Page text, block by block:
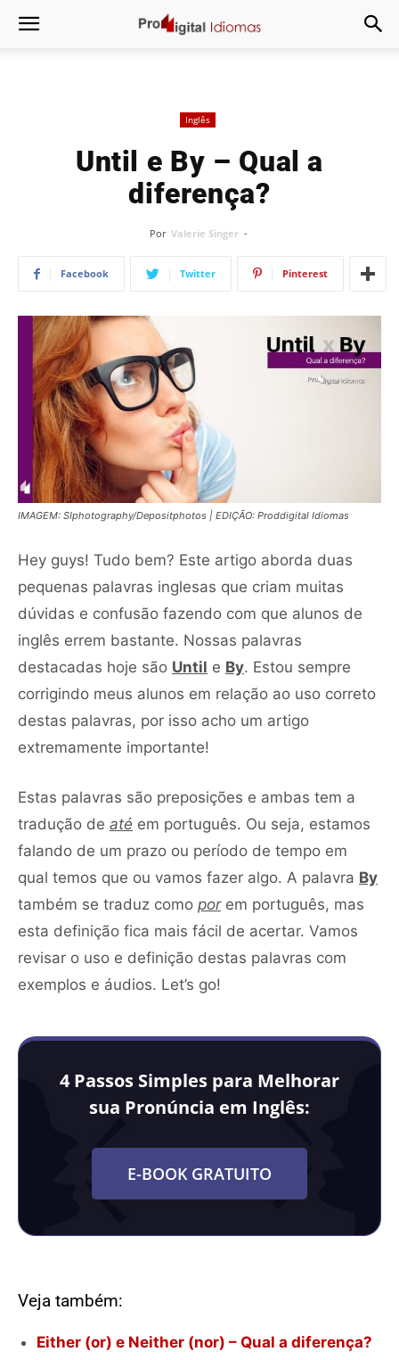
Inglês
Until e By – Qual a
diferença?
Por Valerie Singer -
Facebook Twitter Pinterest
IMAGEM: SIphotography/Depositphotos | EDIÇÃO: Proddigital Idiomas
Hey guys! Tudo bem? Este artigo aborda duas
pequenas palavras inglesas que criam muitas
dúvidas e confusão fazendo com que alunos de
inglês errem bastante. Nossas palavras
destacadas hoje são Until e By. Estou sempre
corrigindo meus alunos em relação ao uso correto
destas palavras, por isso acho um artigo
extremamente importante!
Estas palavras são preposições e ambas tem a
tradução de até em português. Ou seja, estamos
falando de um prazo ou período de tempo em
qual temos que ou vamos fazer algo. A palavra By
também se traduz como porem português, mas
esta definição fica mais fácil de acertar. Vamos
revisar o uso e definição destas palavras com
exemplos e áudios. Let’s go!
4 Passos Simples para Melhorar
sua Pronúncia em Inglês:
E-BOOK GRATUITO
Veja também:
Either (or) e Neither (nor) – Qual a diferença?